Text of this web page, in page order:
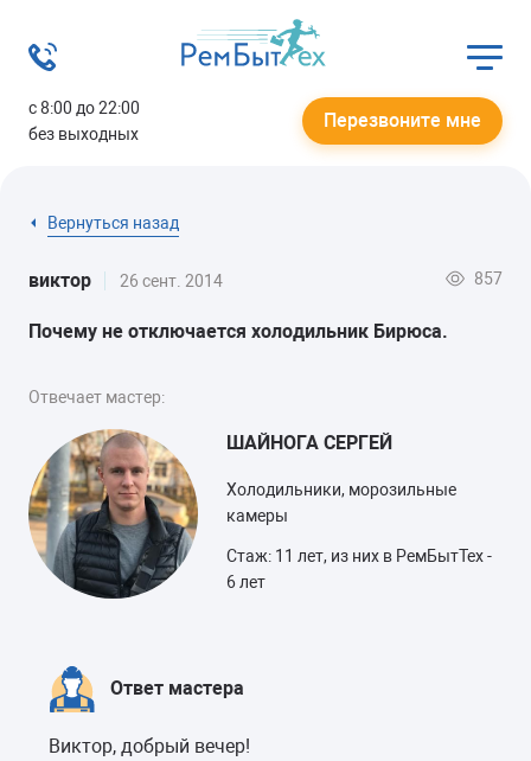
с 8:00 до 22:00
без выходных
Перезвоните мне
Вернуться назад
виктор 26 сент. 2014 857
Почему не отключается холодильник Бирюса.
Отвечает мастер:
ШАЙНОГА СЕРГЕЙ
Холодильники, морозильные
камеры
Стаж: 11 лет, из них в РемБытТех -
6 лет
Ответ мастера
Виктор, добрый вечер!